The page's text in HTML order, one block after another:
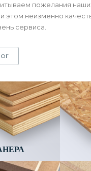
пожелания
этом неизменно
сервиса.